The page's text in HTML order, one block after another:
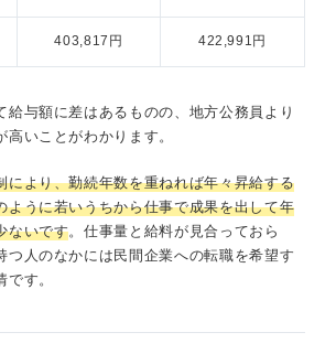
403,817円 422,991円
給与額に差はあるものの、地方公務員より
高いことがわかります。
により、勤続年数を重ねれば年々昇給する
ように若いうちから仕事で成果を出して年
ないです。仕事量と給料が見合っておら
つ人のなかには民間企業への転職を希望す
す。